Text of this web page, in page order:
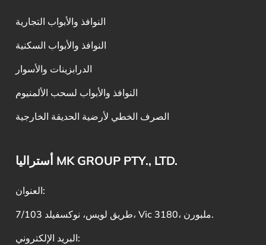
النوافذ والأبواب التجارية
النوافذ والأبواب السكنية
الدرابزينات والأسوار
النوافذ والأبواب لسحب الألمنيوم
الصرف الخطي لأرضية الحديقة الخارجية
أستراليا MK GROUP PTY., LTD.
العنوان:
7/103 طريق لويس، نوكسفيلد، Vic 3180، ملبورن.
البريد الإلكتروني: